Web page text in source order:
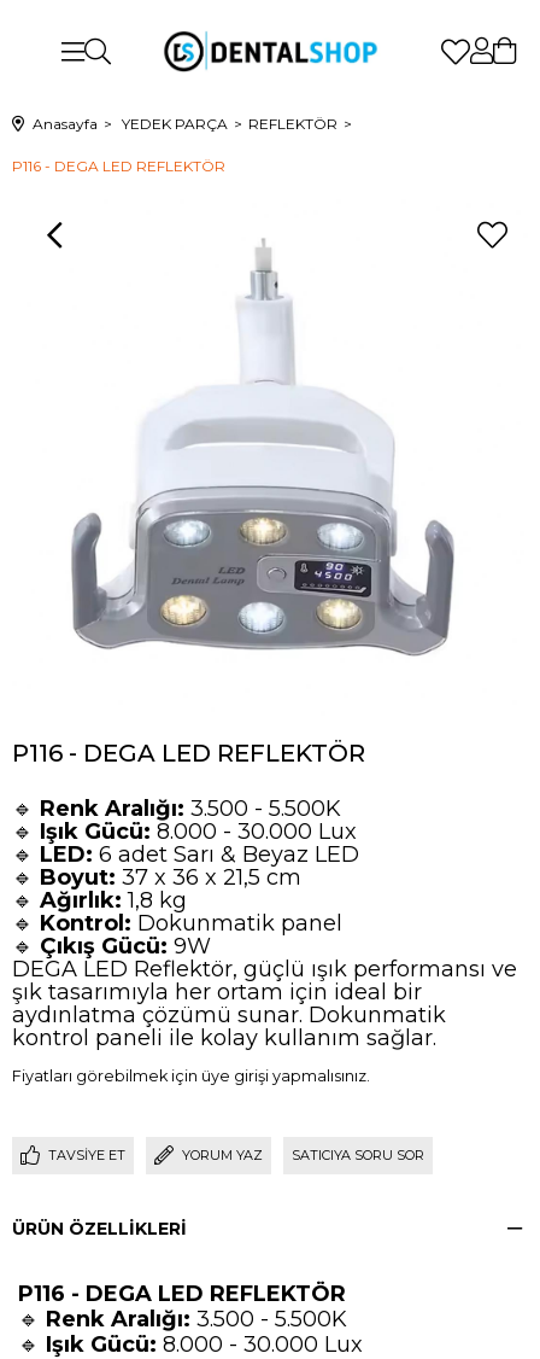
Anasayfa YEDEK PARÇA REFLEKTÖR
P116 - DEGA LED REFLEKTÖR
P116 - DEGA LED REFLEKTÖR
🔹 Renk Aralığı: 3.500 - 5.500K
🔹 Işık Gücü: 8.000 - 30.000 Lux
🔹 LED: 6 adet Sarı & Beyaz LED
🔹 Boyut: 37 x 36 x 21,5 cm
🔹 Ağırlık: 1,8 kg
🔹 Kontrol: Dokunmatik panel
🔹 Çıkış Gücü: 9W
DEGA LED Reflektör, güçlü ışık performansı ve
şık tasarımıyla her ortam için ideal bir
aydınlatma çözümü sunar. Dokunmatik
kontrol paneli ile kolay kullanım sağlar.
Fiyatları görebilmek için üye girişi yapmalısınız.
TAVSIYE ET YORUM YAZ SATICIYA SORU SOR
ÜRÜN ÖZELLIKLERI
P116 - DEGA LED REFLEKTÖR
🔹 Renk Aralığı: 3.500 - 5.500K
🔹 Işık Gücü: 8.000 - 30.000 Lux